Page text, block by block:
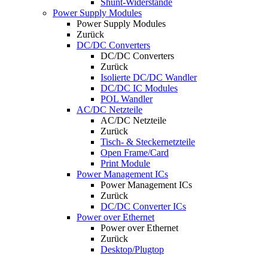
Shunt-Widerstände
Power Supply Modules
Power Supply Modules
Zurück
DC/DC Converters
DC/DC Converters
Zurück
Isolierte DC/DC Wandler
DC/DC IC Modules
POL Wandler
AC/DC Netzteile
AC/DC Netzteile
Zurück
Tisch- & Steckernetzteile
Open Frame/Card
Print Module
Power Management ICs
Power Management ICs
Zurück
DC/DC Converter ICs
Power over Ethernet
Power over Ethernet
Zurück
Desktop/Plugtop